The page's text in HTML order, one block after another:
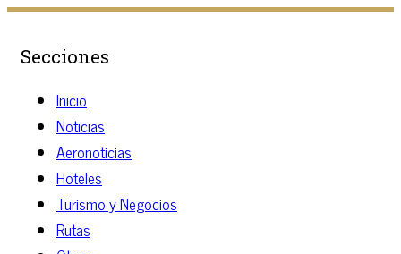
Secciones
Inicio
Noticias
Aeronoticias
Hoteles
Turismo y Negocios
Rutas